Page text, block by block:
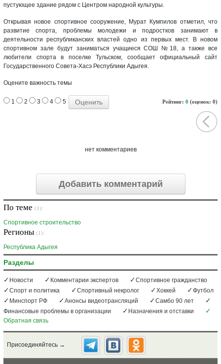
пустующее здание рядом с Центром народной культуры.
Открывая новое спортивное сооружение, Мурат Кумпилов отметил, что
развитие спорта, проблемы молодежи и подростков занимают в
деятельности республиканских властей одно из первых мест. В новом
спортивном зале будут заниматься учащиеся СОШ №18, а также все
любители спорта в поселке Тульском, сообщает официальный сайт
Государственного Совета-Хасэ Республики Адыгея.
Оцените важность темы
Рейтинг: 0 (оценок: 0)
1 2 3 4 5
нет комментариев
Добавить комментарий
По теме (1):
Спортивное строительство
Регионы (1):
Республика Адыгея
Разделы
Новости Комментарии экспертов
Спортивное гражданство
Спорт и политика
Спортивный некролог Хоккей
Футбол
Минспорт РФ
Анонсы видеотрансляций
Самбо 90 лет
Финансовые проблемы в организации
Назначения и отставки
Обратная связь
Присоединяйтесь →